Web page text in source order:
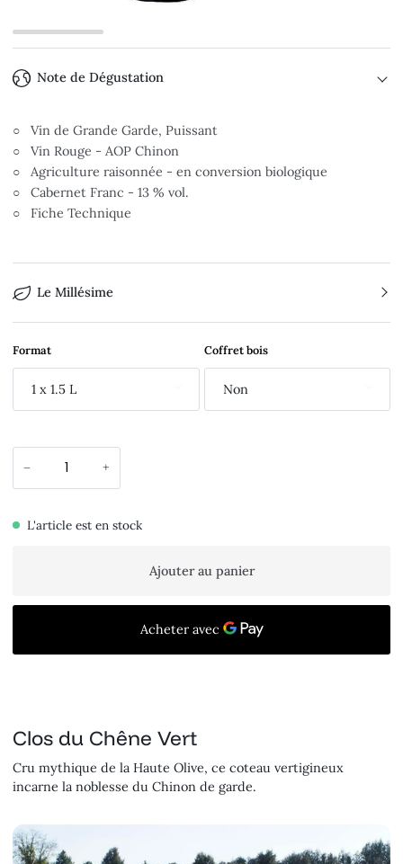
Note de Dégustation
○ Vin de Grande Garde, Puissant
○ Vin Rouge - AOP Chinon
○ Agriculture raisonnée - en conversion biologique
○ Cabernet Franc - 13 % vol.
○ Fiche Technique
Le Millésime
Format
1 x 1.5 L
Coffret bois
Non
− +
L'article est en stock
Ajouter au panier
Clos du Chêne Vert
Cru mythique de la Haute Olive, ce coteau vertigineux
incarne la noblesse du Chinon de garde.